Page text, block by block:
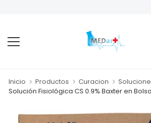
Inicio Productos Curacion
Solución Fisiológica CS 0.9% Baxter en